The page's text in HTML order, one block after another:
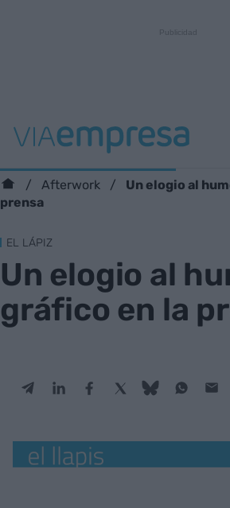
Afterwork
Un elogio al
prensa
EL LÁPIZ
Un elogio al
gráfico en la